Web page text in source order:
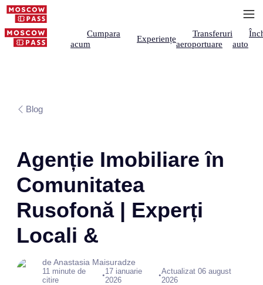
Cumpara
acum
Experiențe
Transferuri
aeroportuare
auto
Blog
Agenție Imobiliare în
Comunitatea
Rusofonă | Experți
Locali &
de Anastasia Maisuradze
11 minute de
citire
•17 ianuarie
2026
•Actualizat 06 august
2026